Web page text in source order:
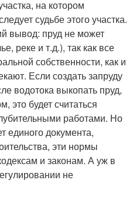
на котором
судьбе этого участка.
вывод: пруд не может
реке и т.д.), так как все
собственности, как и
Если создать запруду
водотока выкопать пруд,
это будет считаться
работами. Но
единого документа,
эти нормы
и законам. А уж в
не